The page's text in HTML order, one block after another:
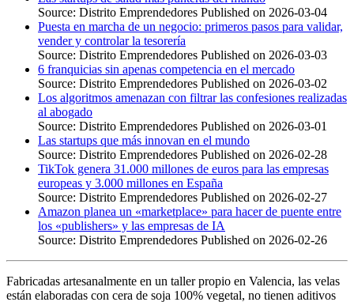
Source: Distrito Emprendedores Published on 2026-03-04
Puesta en marcha de un negocio: primeros pasos para validar,
vender y controlar la tesorería
Source: Distrito Emprendedores Published on 2026-03-03
6 franquicias sin apenas competencia en el mercado
Source: Distrito Emprendedores Published on 2026-03-02
Los algoritmos amenazan con filtrar las confesiones realizadas
al abogado
Source: Distrito Emprendedores Published on 2026-03-01
Las startups que más innovan en el mundo
Source: Distrito Emprendedores Published on 2026-02-28
TikTok genera 31.000 millones de euros para las empresas
europeas y 3.000 millones en España
Source: Distrito Emprendedores Published on 2026-02-27
Amazon planea un «marketplace» para hacer de puente entre
los «publishers» y las empresas de IA
Source: Distrito Emprendedores Published on 2026-02-26
Fabricadas artesanalmente en un taller propio en Valencia, las velas
están elaboradas con cera de soja 100% vegetal, no tienen aditivos